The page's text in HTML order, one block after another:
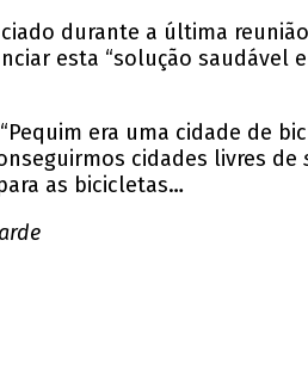
durante a última
esta “solução
“Pequim era uma cidade de
cidades livres de
as bicicletas…